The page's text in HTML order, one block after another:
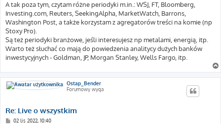
A tak poza tym, czytam różne periodyki m.in.: WSJ, FT, Bloomberg,
Investing.com, Reuters, SeekingAlpha, MarketWatch, Barrons,
Washington Post, a także korzystam z agregatorów treści na komie (np
Stoxy Pro).
Są też periodyki branżowe, jeśli interesujesz np metalami, energią, itp.
Warto też słuchać co mają do powiedzenia analitycy dużych banków
inwestycyjnych - Goldman, JP, Morgan Stanley, Wells Fargo, itp.
Ostap_Bender
Forumowy wyga
Re: Live o wszystkim
P02 lis 2022, 10:40